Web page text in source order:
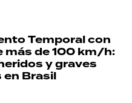
Temporal con
más de 100 km/h:
y graves
Brasil